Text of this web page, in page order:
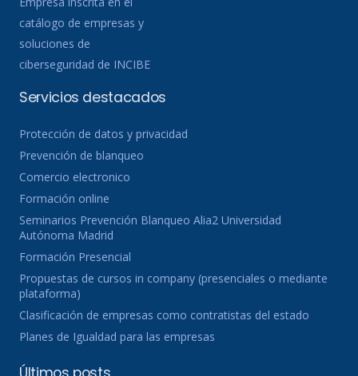
catálogo de empresas y
soluciones de
ciberseguridad de INCIBE
Servicios destacados
Protección de datos y privacidad
Prevención de blanqueo
Comercio electronico
Formación online
Seminarios Prevención Blanqueo Alia2 Universidad
Autónoma Madrid
Formación Presencial
Propuestas de cursos in company (presenciales o mediante
plataforma)
Clasificación de empresas como contratistas del estado
Planes de Igualdad para las empresas